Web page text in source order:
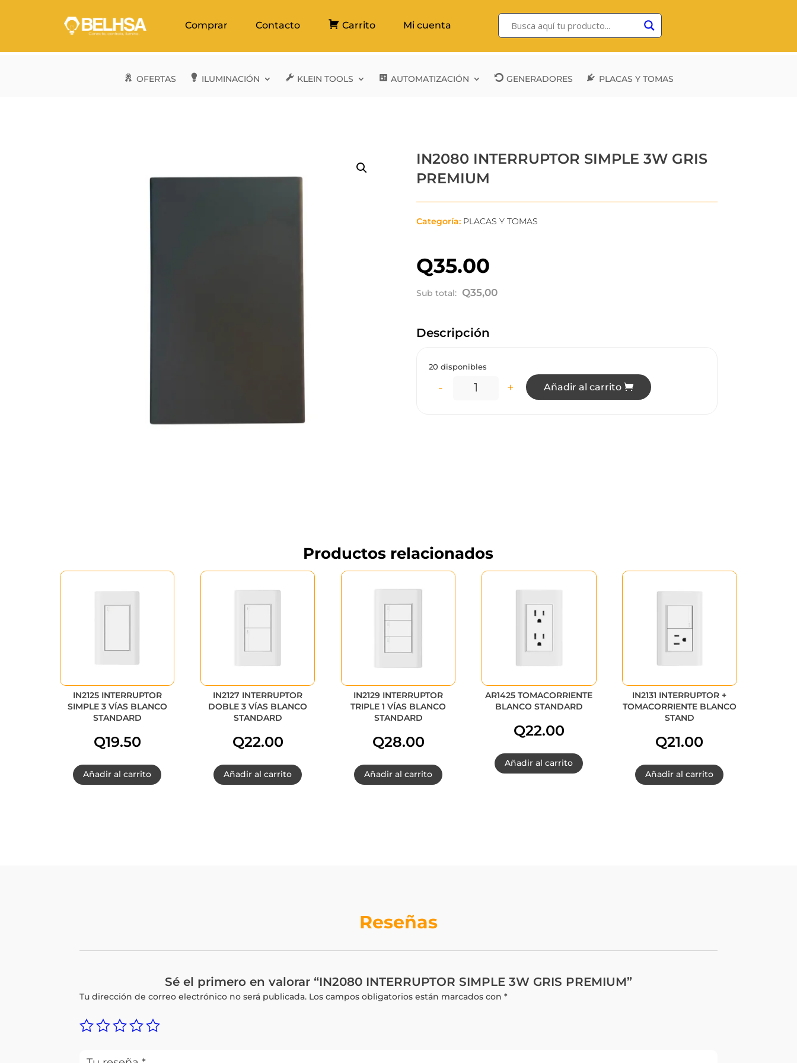
Comprar Contacto Carrito Mi cuenta
OFERTAS ILUMINACIÓN KLEIN TOOLS AUTOMATIZACIÓN GENERADORES PLACAS Y TOMAS
IN2080 INTERRUPTOR SIMPLE 3W GRIS
PREMIUM
Categoría: PLACAS Y TOMAS
Q35.00
Sub total: Q35,00
Descripción
20 disponibles
IN2080 INTERRUPTOR SIMPLE 3W GRIS PREMIUM cantidad
- + Añadir al carrito
Productos relacionados
IN2125 INTERRUPTOR
SIMPLE 3 VÍAS BLANCO
STANDARD
Q19.50
Añadir al carrito
IN2127 INTERRUPTOR
DOBLE 3 VÍAS BLANCO
STANDARD
Q22.00
Añadir al carrito
IN2129 INTERRUPTOR
TRIPLE 1 VÍAS BLANCO
STANDARD
Q28.00
Añadir al carrito
AR1425 TOMACORRIENTE
BLANCO STANDARD
Q22.00
Añadir al carrito
IN2131 INTERRUPTOR +
TOMACORRIENTE BLANCO
STAND
Q21.00
Añadir al carrito
Reseñas
Sé el primero en valorar “IN2080 INTERRUPTOR SIMPLE 3W GRIS PREMIUM”
Tu dirección de correo electrónico no será publicada. Los campos obligatorios están marcados con*